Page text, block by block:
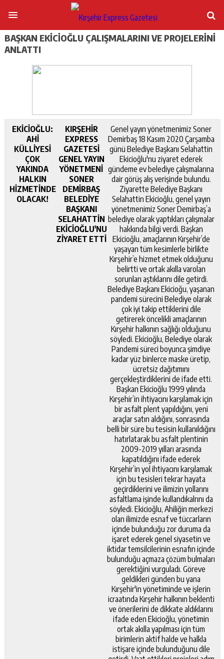
BAŞKAN EKİCİOĞLU ÇALIŞMALARINI VE PROJELERİNİ
ANLATTI
EKİCİOĞLU:
AHİ
KÜLLİYESİ
ÇOK
YAKINDA
HALKIN
HİZMETİNDE
OLACAK!
KIRŞEHİR
EXPRESS
GAZETESİ
GENEL YAYIN
YÖNETMENİ
SONER
DEMİRBAŞ
BELEDİYE
BAŞKANI
SELAHATTİN
EKİCİOĞLU'NU
ZİYARET ETTİ
Genel yayın yönetmenimiz Soner
Demirbaş 18 Kasım 2020 Çarşamba
günü Belediye Başkanı Selahattin
Ekicioğlu'nu ziyaret ederek
gündeme ev belediye çalışmalarına
dair görüş alış verişinde bulundu.
Ziyarette Belediye Başkanı
Selahattin Ekicioğlu, genel yayın
yönetmenimiz Soner Demirbaş’a
belediye olarak yaptıkları çalışmalar
hakkında bilgi verdi. Başkan
Ekicioğlu, amaçlarının Kırşehir’de
yaşayan tüm kesimlerle birlikte
Kırşehir’e hizmet etmek olduğunu
belirtti ve ortak akılla varolan
sorunları aştıklarını dile getirdi.
Belediye Başkanı Ekicioğu, yaşanan
pandemi sürecini Belediye olarak
çok iyi takip ettiklerini dile
getirerek öncelikli amaçlarının
Kırşehir halkının sağlığı olduğunu
söyledi. Ekicioğlu, Belediye olarak
Pandemi süreci boyunca şimdiye
kadar yüz binlerce maske üretip,
ücretsiz dağıtımını
gerçekleştirdiklerini de ifade etti.
Başkan Ekicioğlu 1999 yılında
Kırşehir’in ihtiyacını karşılamak için
bir asfalt plent yapıldığını, yeni
araçlar satın aldığını, sonrasında
belli bir süre bu tesisin kullanıldığını
hatırlatarak bu asfalt plentinin
2009-2019 yılları arasında
kapatıldığını ifade ederek
Kırşehir’in yol ihtiyacını karşılamak
için bu tesisleri tekrar hayata
geçirdiklerini ve ilimizin yollarını
asfaltlama işinde kullandıkalrını da
söyledi. Ekicioğlu, Ahiliğin merkezi
olan ilimizde esnaf ve tüccarların
içinde bulunduğu zor duruma da
işaret ederek genel siyasetin ve
iktidar temsilcilerinin esnafın içinde
bulunduğu açmaza çözüm bulmaları
gerektiğini vurguladı. Göreve
geldikleri günden bu yana
Kırşehir'in yönetiminde ve işlerin
icraatında Kırşehir halkının beklenti
ve önerilerini de dikkate aldıklarını
ifade eden Ekicioğlu, yönetimin
ortak akılla yapılması için tüm
birimlerin aktif halde ve halkla
istişare içinde bulunduğunu dile